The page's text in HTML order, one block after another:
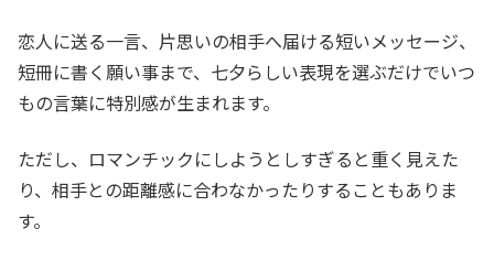
恋人に送る一言、片思いの相手へ届ける短いメッセージ、
短冊に書く願い事まで、七夕らしい表現を選ぶだけでいつ
もの言葉に特別感が生まれます。
ただし、ロマンチックにしようとしすぎると重く見えた
り、相手との距離感に合わなかったりすることもありま
す。